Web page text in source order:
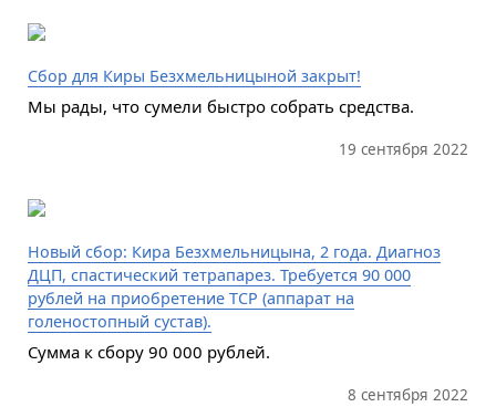
Сбор для Киры Безхмельницыной закрыт!
Мы рады, что сумели быстро собрать средства.
19 сентября 2022
Новый сбор: Кира Безхмельницына, 2 года. Диагноз
ДЦП, спастический тетрапарез. Требуется 90 000
рублей на приобретение ТСР (аппарат на
голеностопный сустав).
Сумма к сбору 90 000 рублей.
8 сентября 2022